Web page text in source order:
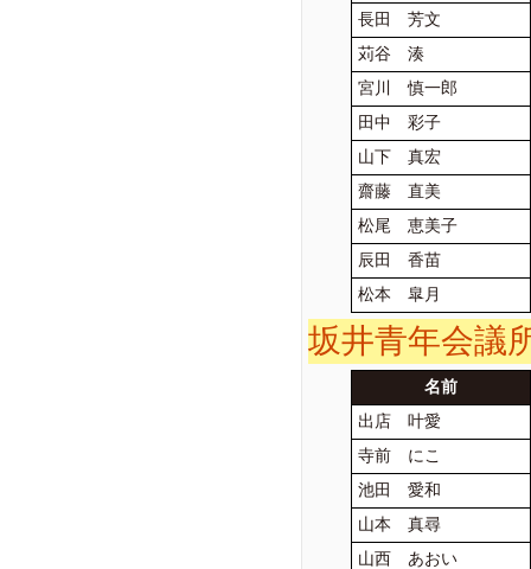
長田 芳文
苅谷 湊
宮川 慎一郎
田中 彩子
山下 真宏
齋藤 直美
松尾 恵美子
辰田 香苗
松本 皐月
坂井青年会議
名前
出店 叶愛
寺前 にこ
池田 愛和
山本 真尋
山西 あおい